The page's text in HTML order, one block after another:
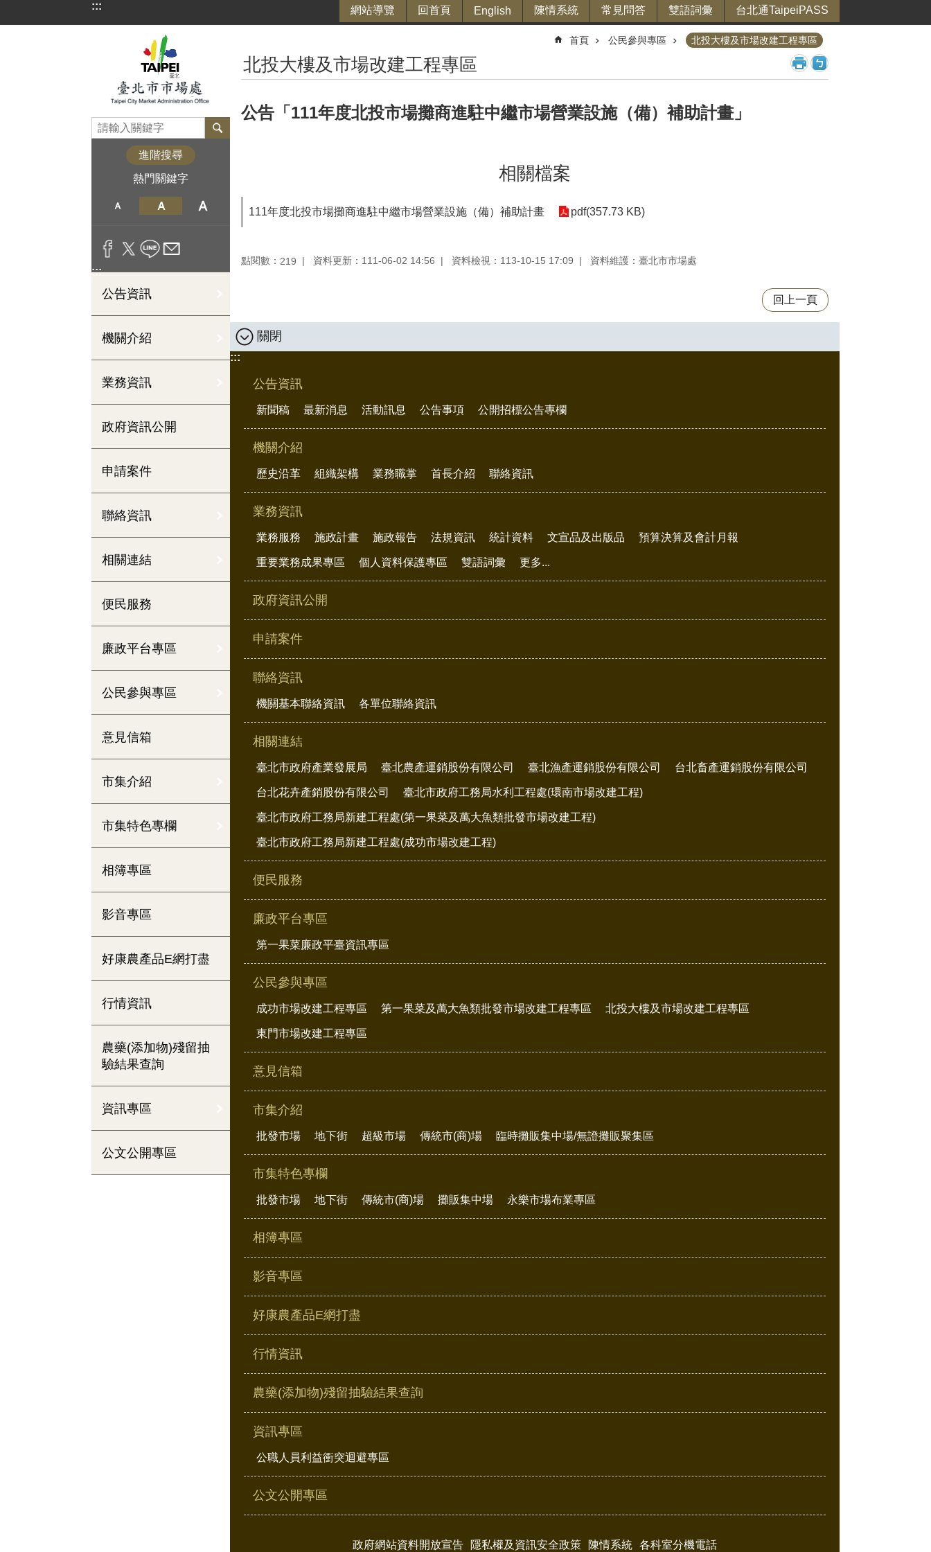
跳到主要內容區塊
::: 網站導覽 回首頁 English 陳情系統 常見問答 雙語詞彙 台北通TaipeiPASS
進階搜尋
熱門關鍵字
:::
公告資訊
機關介紹
業務資訊
政府資訊公開
申請案件
聯絡資訊
相關連結
便民服務
廉政平台專區
公民參與專區
意見信箱
市集介紹
市集特色專欄
相簿專區
影音專區
好康農產品E網打盡
行情資訊
農藥(添加物)殘留抽
驗結果查詢
資訊專區
公文公開專區
首頁 公民參與專區 北投大樓及市場改建工程專區
北投大樓及市場改建工程專區
公告「111年度北投市場攤商進駐中繼市場營業設施（備）補助計畫」
相關檔案
111年度北投市場攤商進駐中繼市場營業設施（備）補助計畫 pdf(357.73 KB)
點閱數： 219 資料更新：111-06-02 14:56 資料檢視：113-10-15 17:09 資料維護：臺北市市場處
回上一頁
關閉
:::
公告資訊
新聞稿 最新消息 活動訊息 公告事項 公開招標公告專欄
機關介紹
歷史沿革 組織架構 業務職掌 首長介紹 聯絡資訊
業務資訊
業務服務 施政計畫 施政報告 法規資訊 統計資料 文宣品及出版品 預算決算及會計月報
重要業務成果專區 個人資料保護專區 雙語詞彙 更多...
政府資訊公開
申請案件
聯絡資訊
機關基本聯絡資訊 各單位聯絡資訊
相關連結
臺北市政府產業發展局 臺北農產運銷股份有限公司 臺北漁產運銷股份有限公司 台北畜產運銷股份有限公司
台北花卉產銷股份有限公司 臺北市政府工務局水利工程處(環南市場改建工程)
臺北市政府工務局新建工程處(第一果菜及萬大魚類批發市場改建工程)
臺北市政府工務局新建工程處(成功市場改建工程)
便民服務
廉政平台專區
第一果菜廉政平臺資訊專區
公民參與專區
成功市場改建工程專區 第一果菜及萬大魚類批發市場改建工程專區 北投大樓及市場改建工程專區
東門市場改建工程專區
意見信箱
市集介紹
批發市場 地下街 超級市場 傳統市(商)場 臨時攤販集中場/無證攤販聚集區
市集特色專欄
批發市場 地下街 傳統市(商)場 攤販集中場 永樂市場布業專區
相簿專區
影音專區
好康農產品E網打盡
行情資訊
農藥(添加物)殘留抽驗結果查詢
資訊專區
公職人員利益衝突迴避專區
公文公開專區
政府網站資料開放宣告 隱私權及資訊安全政策 陳情系統 各科室分機電話